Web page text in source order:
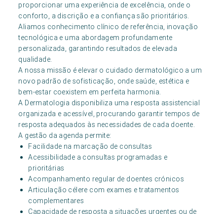
proporcionar uma experiência de excelência, onde o
conforto, a discrição e a confiança são prioritários.
Aliamos conhecimento clínico de referência, inovação
tecnológica e uma abordagem profundamente
personalizada, garantindo resultados de elevada
qualidade.
A nossa missão é elevar o cuidado dermatológico a um
novo padrão de sofisticação, onde saúde, estética e
bem-estar coexistem em perfeita harmonia.
A Dermatologia disponibiliza uma resposta assistencial
organizada e acessível, procurando garantir tempos de
resposta adequados às necessidades de cada doente.
A gestão da agenda permite:
Facilidade na marcação de consultas
Acessibilidade a consultas programadas e
prioritárias
Acompanhamento regular de doentes crónicos
Articulação célere com exames e tratamentos
complementares
Capacidade de resposta a situações urgentes ou de